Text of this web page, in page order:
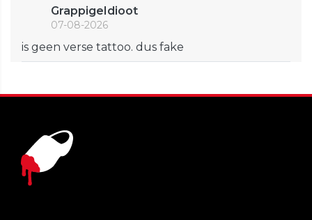
GrappigeIdioot
07-08-2026
is geen verse tattoo. dus fake